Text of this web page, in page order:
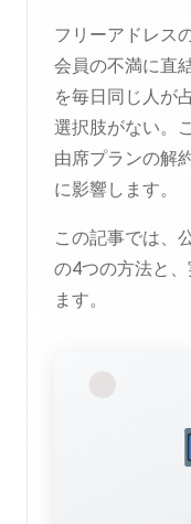
フリーアドレス
会員の不満に直
を毎日同じ人が
選択肢がない。
由席プランの解
に影響します。
この記事では、
の4つの方法と
ます。